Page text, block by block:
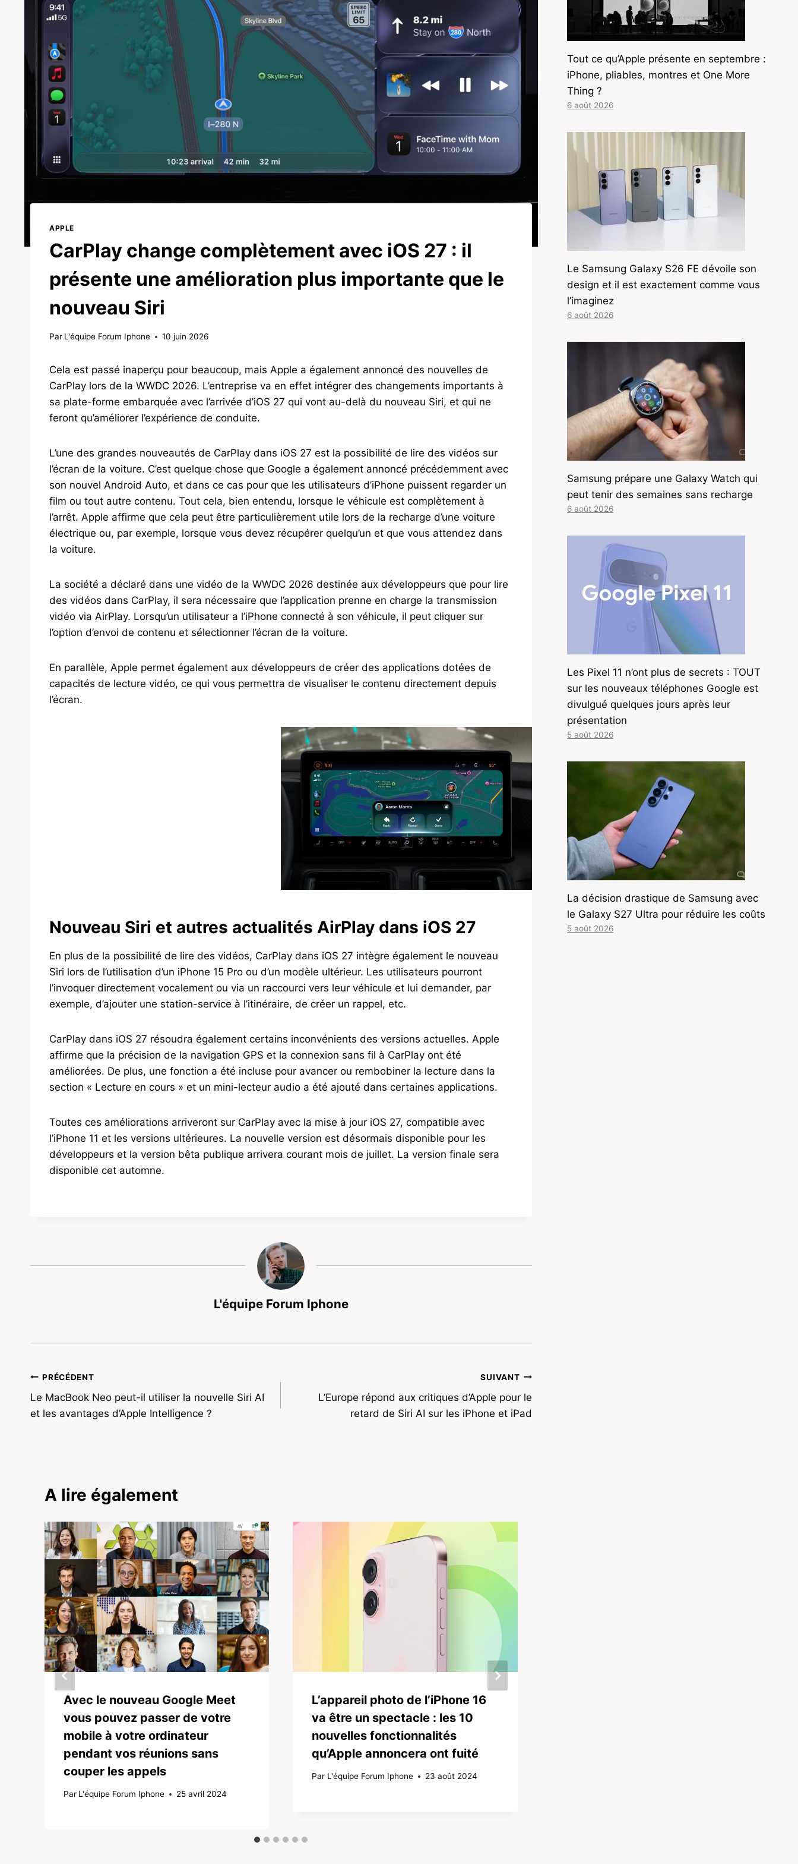
APPLE
CarPlay change complètement avec iOS 27 : il
présente une amélioration plus importante que le
nouveau Siri
Par L'équipe Forum Iphone 10 juin 2026
Cela est passé inaperçu pour beaucoup, mais Apple a également annoncé des nouvelles de
CarPlay lors de la WWDC 2026. L’entreprise va en effet intégrer des changements importants à
sa plate-forme embarquée avec l’arrivée d’iOS 27 qui vont au-delà du nouveau Siri, et qui ne
feront qu’améliorer l’expérience de conduite.
L’une des grandes nouveautés de CarPlay dans iOS 27 est la possibilité de lire des vidéos sur
l’écran de la voiture. C’est quelque chose que Google a également annoncé précédemment avec
son nouvel Android Auto, et dans ce cas pour que les utilisateurs d’iPhone puissent regarder un
film ou tout autre contenu. Tout cela, bien entendu, lorsque le véhicule est complètement à
l’arrêt. Apple affirme que cela peut être particulièrement utile lors de la recharge d’une voiture
électrique ou, par exemple, lorsque vous devez récupérer quelqu’un et que vous attendez dans
la voiture.
La société a déclaré dans une vidéo de la WWDC 2026 destinée aux développeurs que pour lire
des vidéos dans CarPlay, il sera nécessaire que l’application prenne en charge la transmission
vidéo via AirPlay. Lorsqu’un utilisateur a l’iPhone connecté à son véhicule, il peut cliquer sur
l’option d’envoi de contenu et sélectionner l’écran de la voiture.
En parallèle, Apple permet également aux développeurs de créer des applications dotées de
capacités de lecture vidéo, ce qui vous permettra de visualiser le contenu directement depuis
l’écran.
Nouveau Siri et autres actualités AirPlay dans iOS 27
En plus de la possibilité de lire des vidéos, CarPlay dans iOS 27 intègre également le nouveau
Siri lors de l’utilisation d’un iPhone 15 Pro ou d’un modèle ultérieur. Les utilisateurs pourront
l’invoquer directement vocalement ou via un raccourci vers leur véhicule et lui demander, par
exemple, d’ajouter une station-service à l’itinéraire, de créer un rappel, etc.
CarPlay dans iOS 27 résoudra également certains inconvénients des versions actuelles. Apple
affirme que la précision de la navigation GPS et la connexion sans fil à CarPlay ont été
améliorées. De plus, une fonction a été incluse pour avancer ou rembobiner la lecture dans la
section « Lecture en cours » et un mini-lecteur audio a été ajouté dans certaines applications.
Toutes ces améliorations arriveront sur CarPlay avec la mise à jour iOS 27, compatible avec
l’iPhone 11 et les versions ultérieures. La nouvelle version est désormais disponible pour les
développeurs et la version bêta publique arrivera courant mois de juillet. La version finale sera
disponible cet automne.
L'équipe Forum Iphone
Navigation
de
PRÉCÉDENT
Le MacBook Neo peut-il utiliser la nouvelle Siri AI
et les avantages d’Apple Intelligence ?
SUIVANT
L’Europe répond aux critiques d’Apple pour le
retard de Siri AI sur les iPhone et iPad
A lire également
Avec le nouveau Google Meet
vous pouvez passer de votre
mobile à votre ordinateur
pendant vos réunions sans
couper les appels
Par L'équipe Forum Iphone 25 avril 2024
L’appareil photo de l’iPhone 16
va être un spectacle : les 10
nouvelles fonctionnalités
qu’Apple annoncera ont fuité
Par L'équipe Forum Iphone 23 août 2024
Tout ce qu’Apple présente en septembre :
iPhone, pliables, montres et One More
Thing ?
6 août 2026
Le Samsung Galaxy S26 FE dévoile son
design et il est exactement comme vous
l’imaginez
6 août 2026
Samsung prépare une Galaxy Watch qui
peut tenir des semaines sans recharge
6 août 2026
Les Pixel 11 n’ont plus de secrets : TOUT
sur les nouveaux téléphones Google est
divulgué quelques jours après leur
présentation
5 août 2026
La décision drastique de Samsung avec
le Galaxy S27 Ultra pour réduire les coûts
5 août 2026